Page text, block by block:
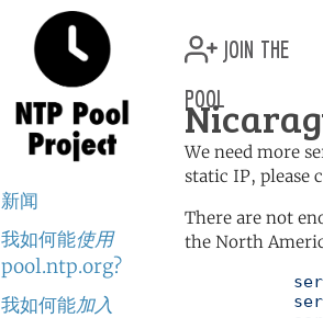
新闻
我如何能使用
pool.ntp.org?
我如何能加入
join the
pool
We need more
static IP, please
There are not
the North